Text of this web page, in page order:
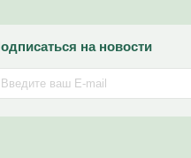
на новости